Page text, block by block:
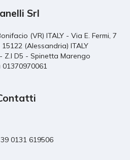
Srl
(VR) ITALY - Via E. Fermi, 7
(Alessandria) ITALY
Z.I D5 - Spinetta Marengo
01370970061
0131 619506